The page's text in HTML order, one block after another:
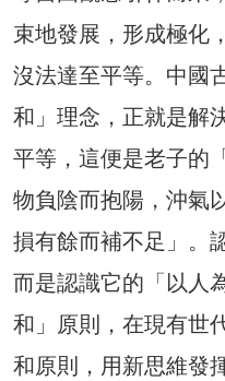
束地發展，形成極化
沒法達至平等。中國
和」理念，正就是解
平等，這便是老子的
物負陰而抱陽，沖氣
損有餘而補不足」。
而是認識它的「以人
和」原則，在現有世
和原則，用新思維發